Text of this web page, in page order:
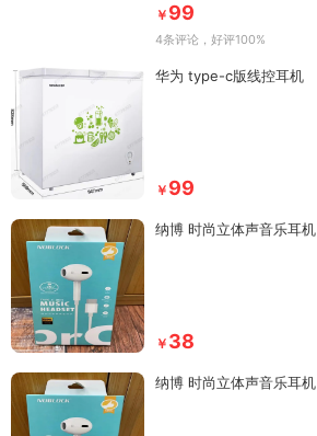
￥ 99
4条评论 ，好评100%
华为 type-c版线控耳机
￥ 99
纳博 时尚立体声音乐耳机
￥ 38
纳博 时尚立体声音乐耳机